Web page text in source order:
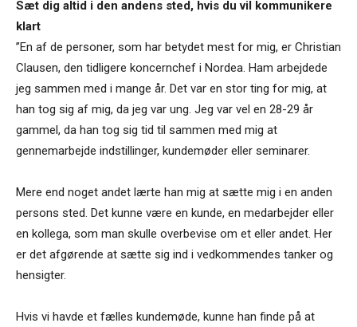
Sæt dig altid i den andens sted, hvis du vil kommunikere
klart
”En af de personer, som har betydet mest for mig, er Christian
Clausen, den tidligere koncernchef i Nordea. Ham arbejdede
jeg sammen med i mange år. Det var en stor ting for mig, at
han tog sig af mig, da jeg var ung. Jeg var vel en 28-29 år
gammel, da han tog sig tid til sammen med mig at
gennemarbejde indstillinger, kundemøder eller seminarer.
Mere end noget andet lærte han mig at sætte mig i en anden
persons sted. Det kunne være en kunde, en medarbejder eller
en kollega, som man skulle overbevise om et eller andet. Her
er det afgørende at sætte sig ind i vedkommendes tanker og
hensigter.
Hvis vi havde et fælles kundemøde, kunne han finde på at